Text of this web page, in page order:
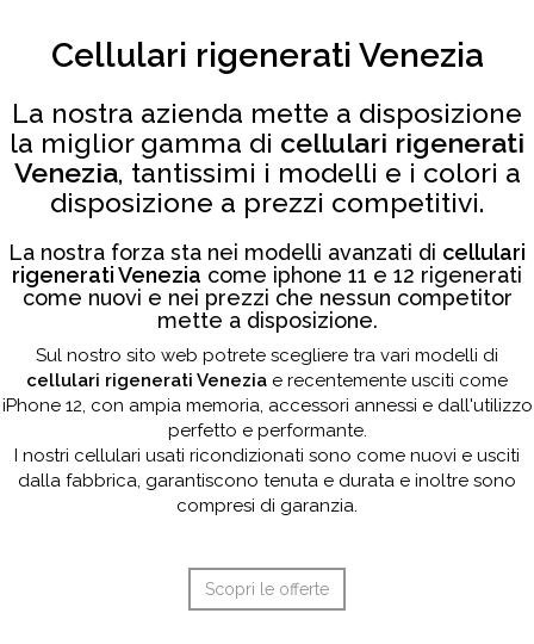
Cellulari rigenerati Venezia
La nostra azienda mette a disposizione
la miglior gamma di cellulari rigenerati
Venezia, tantissimi i modelli e i colori a
disposizione a prezzi competitivi.
La nostra forza sta nei modelli avanzati di cellulari
rigenerati Venezia come iphone 11 e 12 rigenerati
come nuovi e nei prezzi che nessun competitor
mette a disposizione.
Sul nostro sito web potrete scegliere tra vari modelli di
cellulari rigenerati Venezia e recentemente usciti come
iPhone 12, con ampia memoria, accessori annessi e dall'utilizzo
perfetto e performante.
I nostri cellulari usati ricondizionati sono come nuovi e usciti
dalla fabbrica, garantiscono tenuta e durata e inoltre sono
compresi di garanzia.
Scopri le offerte